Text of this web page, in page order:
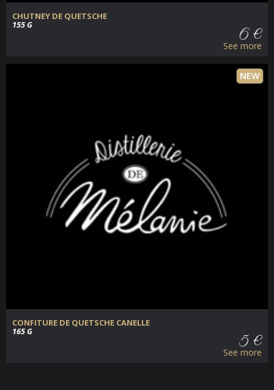
CHUTNEY DE QUETSCHE
155 G
6 €
See more
NEW
CONFITURE DE QUETSCHE CANELLE
165 G
5 €
See more